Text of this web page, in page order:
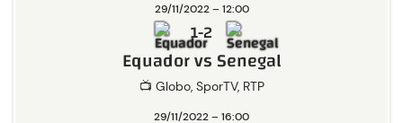
29/11/2022 – 12:00
📺 Globo, SporTV, RTP
1-2
Equador vs Senegal
29/11/2022 – 16:00